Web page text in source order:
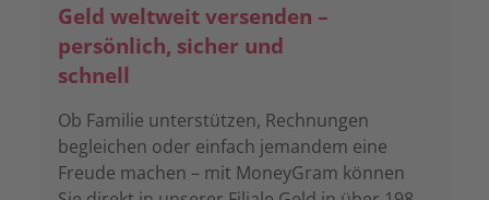
Geld weltweit versenden –
persönlich, sicher und
schnell
Ob Familie unterstützen, Rechnungen
begleichen oder einfach jemandem eine
Freude machen – mit MoneyGram können